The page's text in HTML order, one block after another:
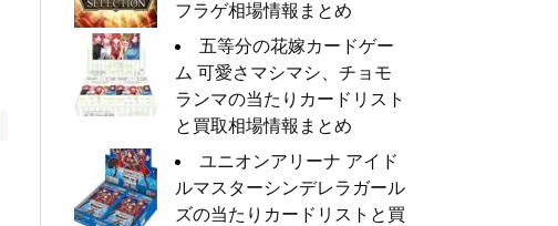
フラゲ相場情報まとめ
五等分の花嫁カードゲー
ム 可愛さマシマシ、チョモ
ランマの当たりカードリスト
と買取相場情報まとめ
ユニオンアリーナ アイド
ルマスターシンデレラガール
ズの当たりカードリストと買